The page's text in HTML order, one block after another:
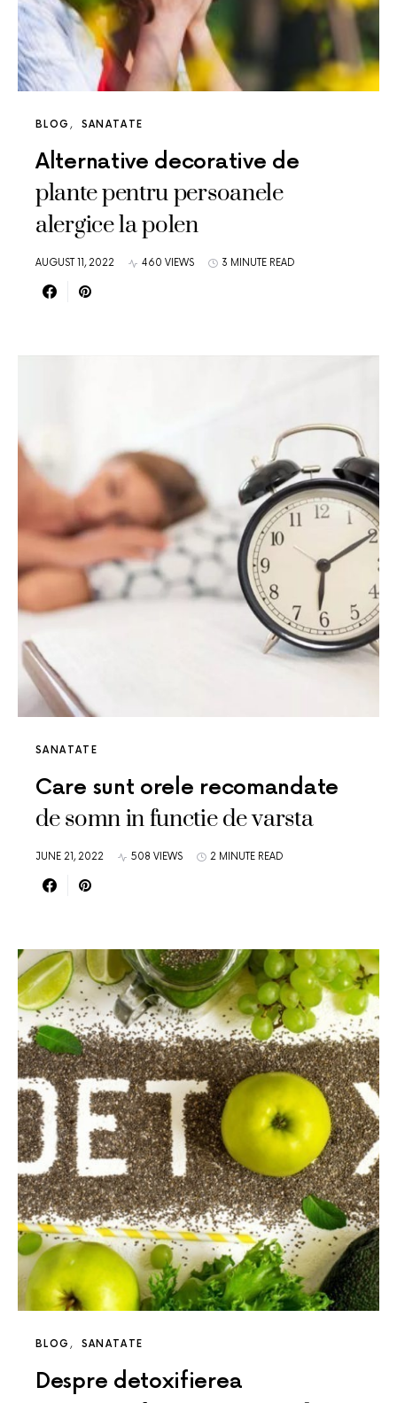
BLOG SANATATE
Alternative decorative de
plante pentru persoanele
alergice la polen
AUGUST 11, 2022 460 VIEWS 3 MINUTE READ
SANATATE
Care sunt orele recomandate
de somn in functie de varsta
JUNE 21, 2022 508 VIEWS 2 MINUTE READ
BLOG SANATATE
Despre detoxifierea